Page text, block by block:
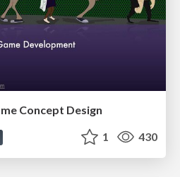
Concept Design
1 430